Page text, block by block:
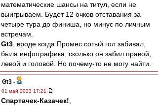
математические шансы на титул, если не
выигрываем. Будет 12 очков отставания за
четыре тура до финиша, но минус по личным
встречам.
Gt3 , вроде когда Промес сотый гол забивал,
была инфографика, сколько он забил правой,
левой и головой. Но почему-то не могу найти.
Gt3 -
01 май 2023 17:21
Спартачек-Казачек!